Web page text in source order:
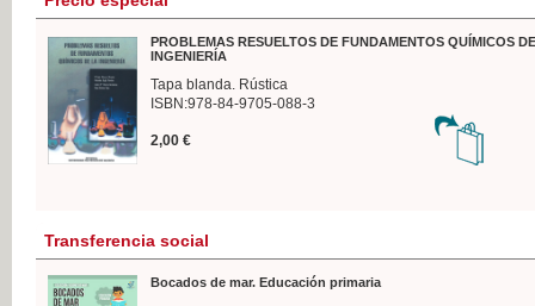
PROBLEMAS RESUELTOS DE FUNDAMENTOS QUÍMICOS
INGENIERÍA
Tapa blanda. Rústica
ISBN:978-84-9705-088-3
2,00 €
Transferencia social
Bocados de mar. Educación primaria